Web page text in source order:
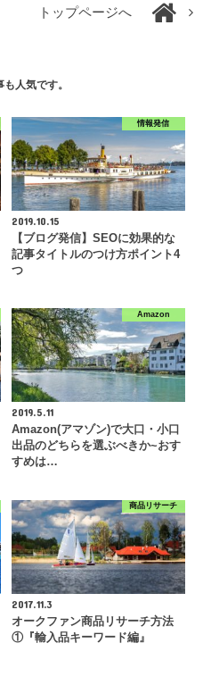
トップページへ
人気です。
情報発信
2019.10.15
【ブログ発信】SEOに効果的な
記事タイトルのつけ方ポイント4
つ
Amazon
2019.5.11
Amazon(アマゾン)で大口・小口
出品のどちらを選ぶべきか~おす
すめは…
商品リサーチ
2017.11.3
オークファン商品リサーチ方法
①『輸入品キーワード編』